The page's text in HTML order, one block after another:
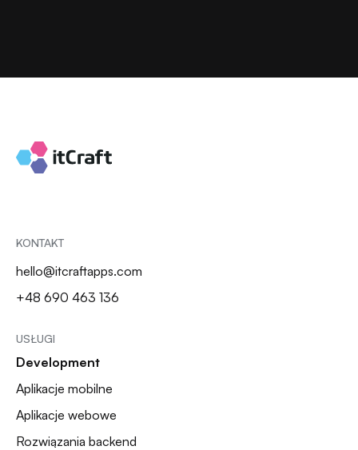
KONTAKT
hello@itcraftapps.com
+48 690 463 136
USŁUGI
Development
Aplikacje mobilne
Aplikacje webowe
Rozwiązania backend